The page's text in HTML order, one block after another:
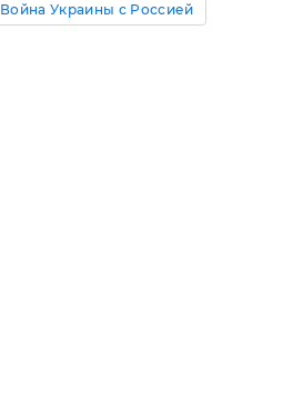
Война Украины с Россией